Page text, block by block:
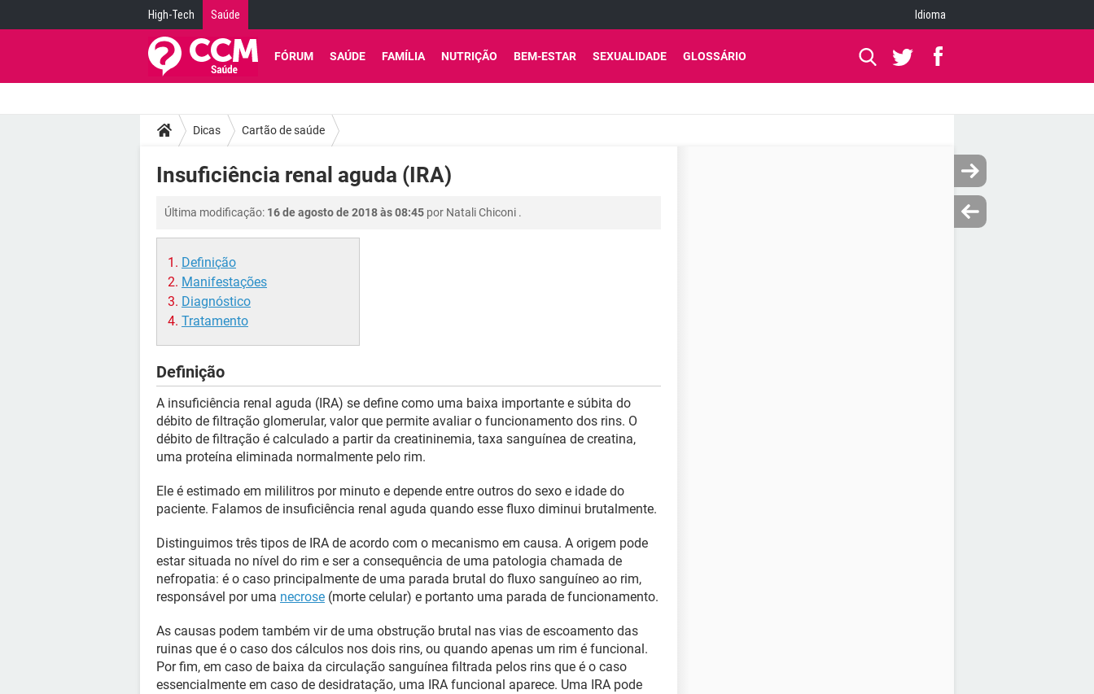
High-Tech Saúde Idioma
FÓRUM SAÚDE FAMÍLIA NUTRIÇÃO BEM-ESTAR SEXUALIDADE GLOSSÁRIO
Dicas Cartão de saúde
Insuficiência renal aguda (IRA)
Última modificação: 16 de agosto de 2018 às 08:45 por Natali Chiconi .
Definição
Manifestações
Diagnóstico
Tratamento
Definição
A insuficiência renal aguda (IRA) se define como uma baixa importante e súbita do
débito de filtração glomerular, valor que permite avaliar o funcionamento dos rins. O
débito de filtração é calculado a partir da creatininemia, taxa sanguínea de creatina,
uma proteína eliminada normalmente pelo rim.
Ele é estimado em mililitros por minuto e depende entre outros do sexo e idade do
paciente. Falamos de insuficiência renal aguda quando esse fluxo diminui brutalmente.
Distinguimos três tipos de IRA de acordo com o mecanismo em causa. A origem pode
estar situada no nível do rim e ser a consequência de uma patologia chamada de
nefropatia: é o caso principalmente de uma parada brutal do fluxo sanguíneo ao rim,
responsável por uma necrose (morte celular) e portanto uma parada de funcionamento.
As causas podem também vir de uma obstrução brutal nas vias de escoamento das
ruinas que é o caso dos cálculos nos dois rins, ou quando apenas um rim é funcional.
Por fim, em caso de baixa da circulação sanguínea filtrada pelos rins que é o caso
essencialmente em caso de desidratação, uma IRA funcional aparece. Uma IRA pode